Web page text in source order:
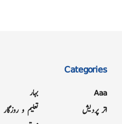
Categories
Aaa
اتر پردیش
بہار
تعلیم و روزگار